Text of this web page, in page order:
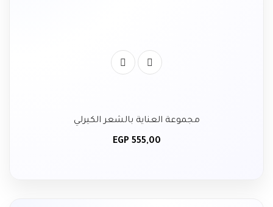
مجموعة العناية بالشعر الكيرلي
EGP 555,00